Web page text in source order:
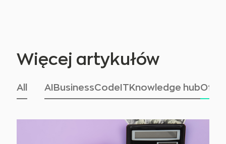
Więcej artykułów
All AI BusinessCode IT Knowledge hub